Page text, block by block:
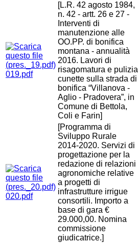
019.pdf
[L.R. 42 agosto 1984,
n. 42 - artt. 26 e 27 -
Interventi di
manutenzione alle
OO.PP. di bonifica
montana - annualità
2016. Lavori di
risagomatura e pulizia
cunette sulla strada di
bonifica “Villanova -
Aglio - Pradovera”, in
Comune di Bettola,
Coli e Farin]
020.pdf
[Programma di
Sviluppo Rurale
2014-2020. Servizi di
progettazione per la
redazione di relazioni
agronomiche relative
a progetti di
infrastrutture irrigue
consortili. Importo a
base di gara €
29.000,00. Nomina
commissione
giudicatrice.]